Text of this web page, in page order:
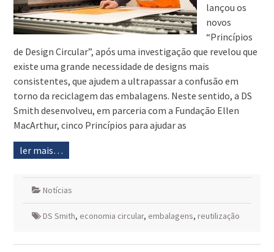
lançou os
novos
“Princípios
de Design Circular”, após uma investigação que revelou que
existe uma grande necessidade de designs mais
consistentes, que ajudem a ultrapassar a confusão em
torno da reciclagem das embalagens. Neste sentido, a DS
Smith desenvolveu, em parceria com a Fundação Ellen
MacArthur, cinco Princípios para ajudar as
ler mais…
Notícias
DS Smith, economia circular, embalagens, reutilização